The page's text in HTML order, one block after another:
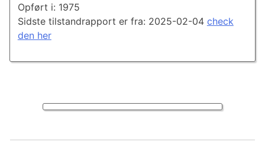
Opført i: 1975
Sidste tilstandrapport er fra: 2025-02-04 check
den her